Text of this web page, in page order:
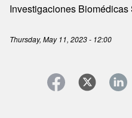
Investigaciones Biomédicas
Thursday, May 11, 2023 - 12:00